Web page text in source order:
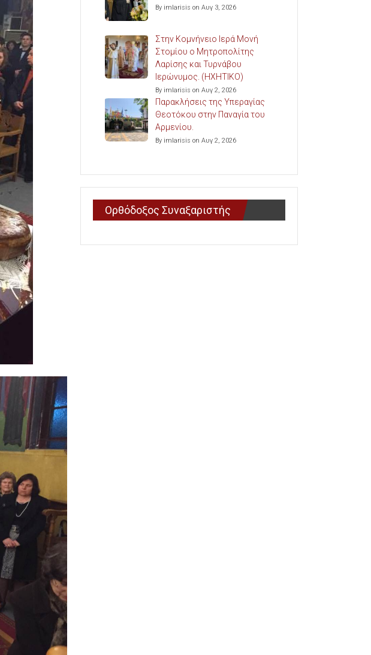
By imlarisis on Αυγ 3, 2026
Στην Κομνήνειο Ιερά Μονή
Στομίου ο Μητροπολίτης
Λαρίσης και Τυρνάβου
Ιερώνυμος. (ΗΧΗΤΙΚΟ)
By imlarisis on Αυγ 2, 2026
Παρακλήσεις της Υπεραγίας
Θεοτόκου στην Παναγία του
Αρμενίου.
By imlarisis on Αυγ 2, 2026
Ορθόδοξος Συναξαριστής